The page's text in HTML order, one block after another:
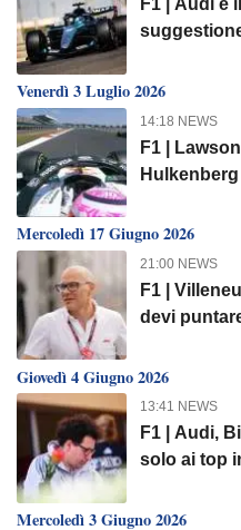
F1 | Audi è
Venerdì 3 Luglio 2026
14:18 NEWS
F1 |
Mercoledì 17 Giugno 2026
21:00 NEWS
F1 |
devi
Giovedì 4 Giugno 2026
13:41 NEWS
F1 | Audi,
solo ai top
Mercoledì 3 Giugno 2026